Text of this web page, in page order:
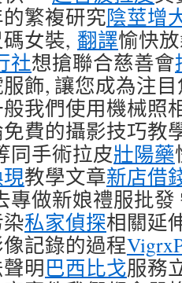
繁複研究陰莖增
女裝, 翻譯愉快
社想搶聯合慈善會
飾, 讓您成為注
我們使用機械照
費的攝影技巧教
同手術拉皮壯陽藥
教學文章新店借
專做新娘禮服批
私家偵探相關延
記錄的過程
明巴西比戈服務